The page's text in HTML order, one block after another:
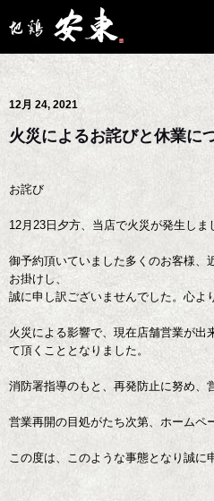
12月 24, 2021
火災によるお詫びと休業に
お詫び
12月23日夕方、当店で火災が発生しま
御予約頂いていました多くのお客様、
お掛けし、
誠に申し訳ございませんでした。心よ
火災による影響で、現在店舗営業が出
て頂くこととなりました。
消防署指導のもと、再発防止に努め、
営業再開の目処がたち次第、ホームペ
この度は、このような事態となり誠に